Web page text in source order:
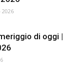
2026
di oggi |